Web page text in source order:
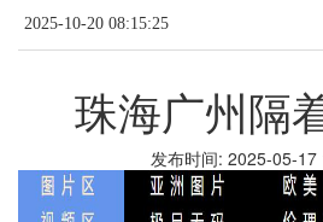
2025-10-20 08:15:25
珠海广州隔
发布时间: 2025-05-17